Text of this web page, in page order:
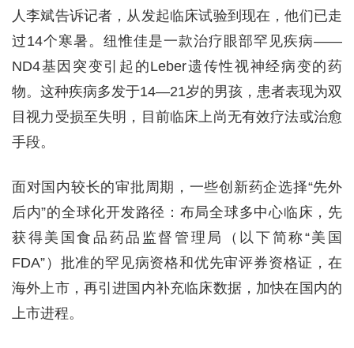
人李斌告诉记者，从发起临床试验到现在，他们已走
过14个寒暑。纽惟佳是一款治疗眼部罕见疾病——
ND4基因突变引起的Leber遗传性视神经病变的药
物。这种疾病多发于14—21岁的男孩，患者表现为双
目视力受损至失明，目前临床上尚无有效疗法或治愈
手段。
面对国内较长的审批周期，一些创新药企选择“先外
后内”的全球化开发路径：布局全球多中心临床，先
获得美国食品药品监督管理局（以下简称“美国
FDA”）批准的罕见病资格和优先审评券资格证，在
海外上市，再引进国内补充临床数据，加快在国内的
上市进程。